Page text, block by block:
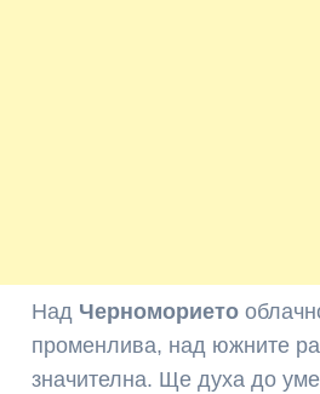
Над Черноморието
променлива, над южните
значителна. Ще духа до